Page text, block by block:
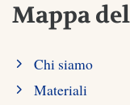
Mappa
Chi siamo
Materiali